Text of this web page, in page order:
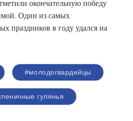
окончательную победу
Один из самых
праздников в году удался на
#молодогвардейцы
гулянья